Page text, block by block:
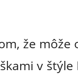
že môže
v štýle